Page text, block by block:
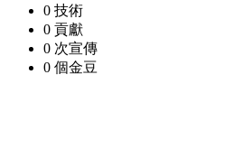
0 技術
0 貢獻
0 次宣傳
0 個金豆